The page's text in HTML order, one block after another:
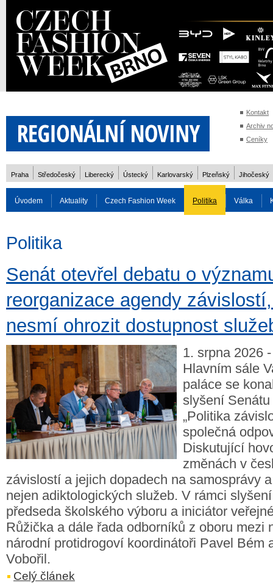
Kontakt
Archiv
Ceníky
Praha Středočeský Liberecký Ústecký Karlovarský Plzeňský Jihočeský
Úvodem Aktuality Czech Fashion Week Politika Válka
Rozhovory
Politika
Senát otevřel debatu o
reorganizace agendy
nesmí ohrozit dostupnost
1. srpna 2026
Hlavním sále
paláce se
slyšení
„Politika
společná
Diskutující
změnách v
závislostí a jejich dopadech na samosprávy
nejen adiktologických služeb. V rámci
předseda školského výboru a iniciátor
Růžička a dále řada odborníků z oboru mezi
národní protidrogoví koordinátoři Pavel Bém
Vobořil.
Celý článek